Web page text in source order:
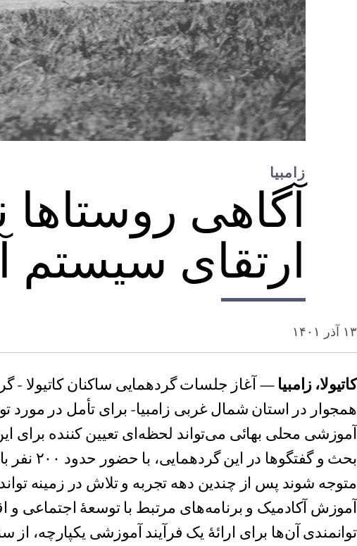
زامبیا
آگاهی
ارتقای
۱۳ آذر ۱۴۰۱
کاتیولا، زامبیا — آغاز جلسات گردهمایی ساکنان کاتیولا -
همجوار در استان شمال غربی زامبیا- برای تأمل در مورد
آموزشی محلی بهائی می‌تواند لحظه‌ای تعیین کننده برای
بحث و
متوجه شوند پس از چندین دهه تجربه و تلاش در زمینه
آموزش آکادمیک و برنامه‌های مرتبط با توسعهٔ اجتماعی و
توانمندی آن‌ها برای ارائهٔ یک فرآیند آموزشی یکپارچه، از